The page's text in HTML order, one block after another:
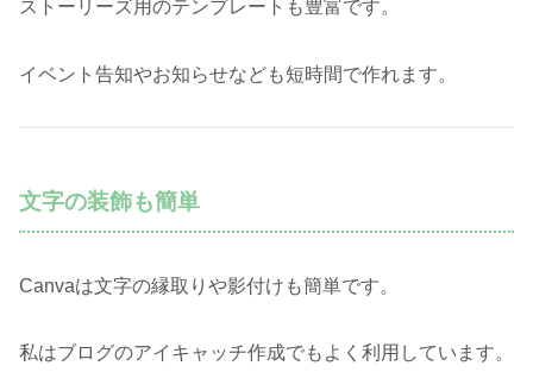
ストーリーズ用のテンプレートも豊富です。
イベント告知やお知らせなども短時間で作れます。
文字の装飾も簡単
Canvaは文字の縁取りや影付けも簡単です。
私はブログのアイキャッチ作成でもよく利用しています。